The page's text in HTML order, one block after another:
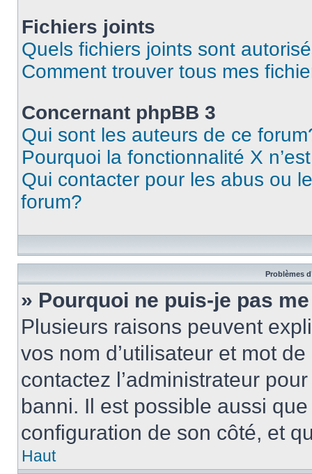
Fichiers joints
Quels fichiers joints sont
Comment trouver tous mes
Concernant phpBB 3
Qui sont les auteurs de ce
Pourquoi la fonctionnalité X
Qui contacter pour les abus ou
forum?
Problèmes
» Pourquoi ne puis-je pas
Plusieurs raisons peuvent
vos nom d’utilisateur et mot
contactez l’administrateur
banni. Il est possible aussi
configuration de son côté, et
Haut